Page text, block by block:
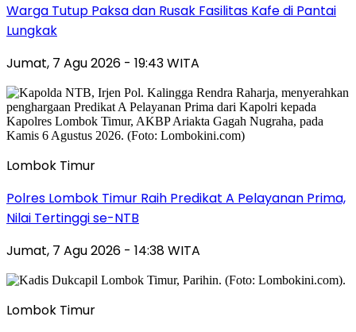
Warga Tutup Paksa dan Rusak Fasilitas Kafe di Pantai
Lungkak
Jumat, 7 Agu 2026 - 19:43 WITA
Lombok Timur
Polres Lombok Timur Raih Predikat A Pelayanan Prima,
Nilai Tertinggi se-NTB
Jumat, 7 Agu 2026 - 14:38 WITA
Lombok Timur